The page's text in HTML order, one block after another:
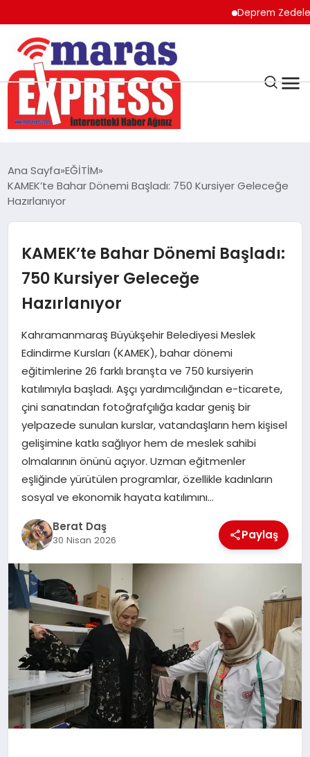
Deprem Zedeler için
K.MARAŞ
ANDIRIN
AFŞİN
BİZE ULAŞIN
GÖKSUN
TÜRKOĞLU
PAZARCIK
KÜNYE
Ana Sayfa EĞİTİM
KAMEK’te Bahar Dönemi Başladı: 750 Kursiyer Geleceğe
Hazırlanıyor
KAMEK’te Bahar Dönemi Başladı:
750 Kursiyer Geleceğe
Hazırlanıyor
Kahramanmaraş Büyükşehir Belediyesi Meslek
Edindirme Kursları (KAMEK), bahar dönemi
eğitimlerine 26 farklı branşta ve 750 kursiyerin
katılımıyla başladı. Aşçı yardımcılığından e-ticarete,
çini sanatından fotoğrafçılığa kadar geniş bir
yelpazede sunulan kurslar, vatandaşların hem kişisel
gelişimine katkı sağlıyor hem de meslek sahibi
olmalarının önünü açıyor. Uzman eğitmenler
eşliğinde yürütülen programlar, özellikle kadınların
sosyal ve ekonomik hayata katılımını…
Berat Daş
30 Nisan 2026 Paylaş